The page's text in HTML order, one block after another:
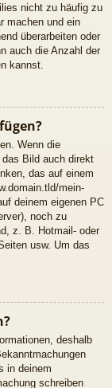
nicht zu häufig zu
machen und ein
überarbeiten oder
auch die Anzahl der
kannst.
Wenn die
Bild auch direkt
das auf einem
mein-
deinem eigenen PC
noch zu
z. B. Hotmail- oder
usw. Um das
deshalb
in deinem
schreiben